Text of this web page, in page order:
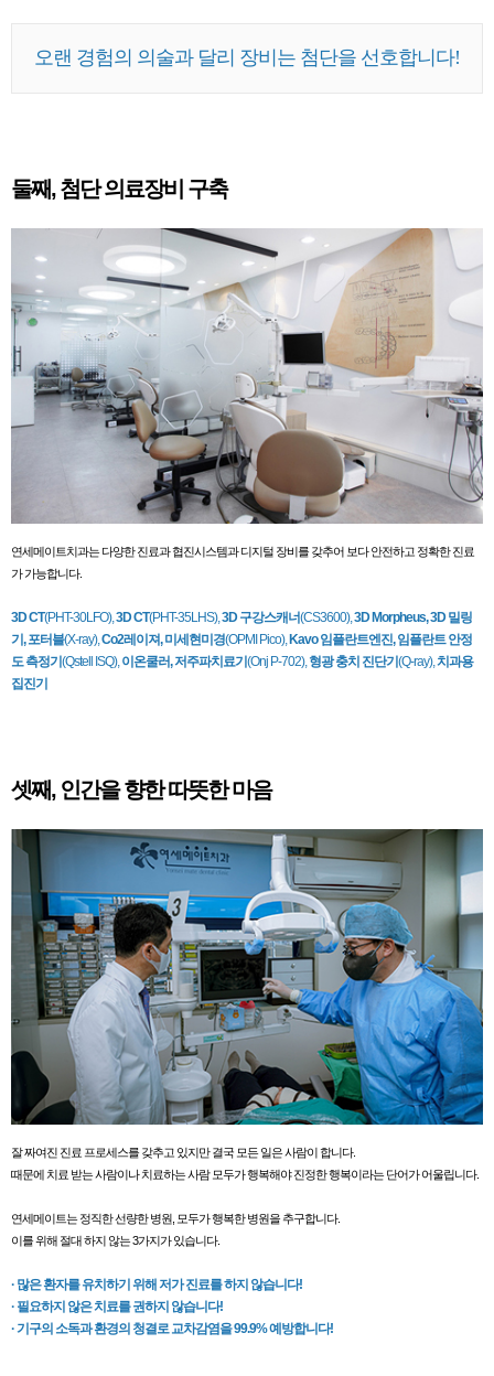
오랜 경험의 의술과 달리 장비는 첨단을 선호합니다!
둘째, 첨단 의료장비 구축
연세메이트치과는 다양한 진료과 협진시스템과 디지털 장비를 갖추어 보다 안전하고 정확한 진료
가 가능합니다.
3D CT(PHT-30LFO),3D CT(PHT-35LHS),3D 구강스캐너(CS3600),3D Morpheus, 3D 밀링
기, 포터블(X-ray),Co2레이져​, 미세현미경(OPMI Pico), Kavo 임플란트엔진, 임플란트 안정
도 측정기 (Qstell ISQ),이온쿨러, 저주파치료기 (Onj P-702),형광 충치 진단기 (Q-ray),치과용
집진기
셋째, 인간을 향한 따뜻한 마음
잘 짜여진 진료 프로세스를 갖추고 있지만 결국 모든 일은 사람이 합니다.
때문에 치료 받는 사람이나 치료하는 사람 모두가 행복해야 진정한 행복이라는 단어가 어울립니다.
연세메이트는 정직한 선량한 병원, 모두가 행복한 병원을 추구합니다.
이를 위해 절대 하지 않는 3가지가 있습니다.
· 많은 환자를 유치하기 위해 저가 진료를 하지 않습니다!
· 필요하지 않은 치료를 권하지 않습니다!
· 기구의 소독과 환경의 청결로 교차감염을 99.9% 예방합니다!